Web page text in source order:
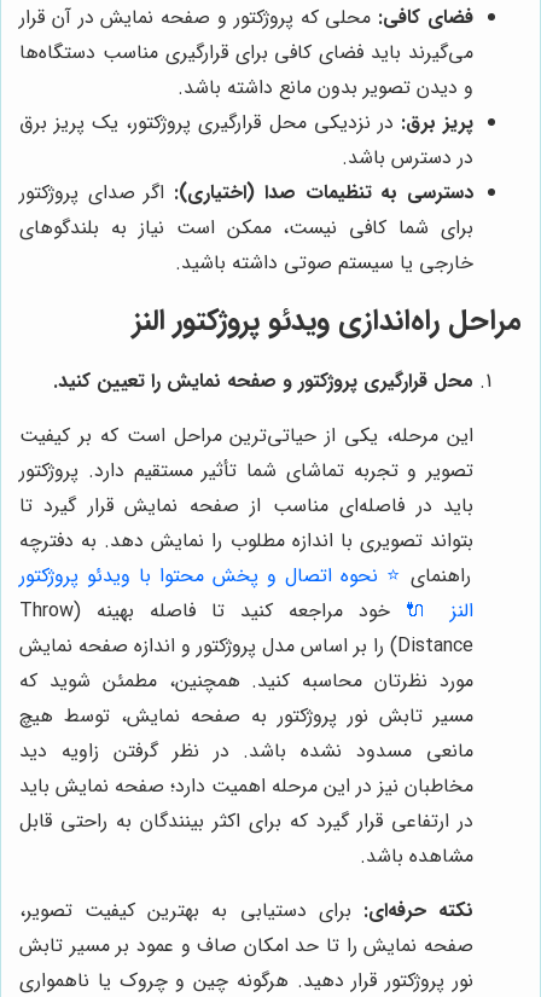
فضای کافی: محلی که پروژکتور و صفحه نمایش در آن قرار
می‌گیرند باید فضای کافی برای قرارگیری مناسب دستگاه‌ها
و دیدن تصویر بدون مانع داشته باشد.
پریز برق: در نزدیکی محل قرارگیری پروژکتور، یک پریز برق
در دسترس باشد.
دسترسی به تنظیمات صدا (اختیاری): اگر صدای پروژکتور
برای شما کافی نیست، ممکن است نیاز به بلندگوهای
خارجی یا سیستم صوتی داشته باشید.
مراحل راه‌اندازی ویدئو پروژکتور النز
محل قرارگیری پروژکتور و صفحه نمایش را تعیین کنید.
این مرحله، یکی از حیاتی‌ترین مراحل است که بر کیفیت
تصویر و تجربه تماشای شما تأثیر مستقیم دارد. پروژکتور
باید در فاصله‌ای مناسب از صفحه نمایش قرار گیرد تا
بتواند تصویری با اندازه مطلوب را نمایش دهد. به دفترچه
راهنمای ⭐️ نحوه اتصال و پخش محتوا با ویدئو پروژکتور
النز 🔌
خود مراجعه کنید تا فاصله بهینه (Throw
Distance) را بر اساس مدل پروژکتور و اندازه صفحه نمایش
مورد نظرتان محاسبه کنید. همچنین، مطمئن شوید که
مسیر تابش نور پروژکتور به صفحه نمایش، توسط هیچ
مانعی مسدود نشده باشد. در نظر گرفتن زاویه دید
مخاطبان نیز در این مرحله اهمیت دارد؛ صفحه نمایش باید
در ارتفاعی قرار گیرد که برای اکثر بینندگان به راحتی قابل
مشاهده باشد.
نکته حرفه‌ای: برای دستیابی به بهترین کیفیت تصویر،
صفحه نمایش را تا حد امکان صاف و عمود بر مسیر تابش
نور پروژکتور قرار دهید. هرگونه چین و چروک یا ناهمواری